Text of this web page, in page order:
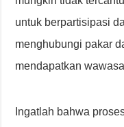
untuk berpartisipasi
menghubungi pakar
mendapatkan
Ingatlah bahwa